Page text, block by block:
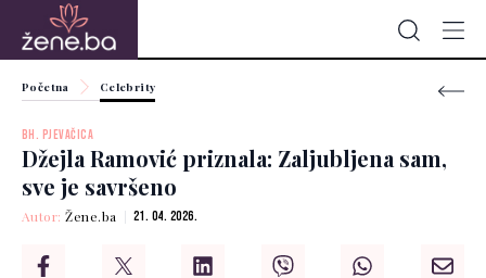
Početna Celebrity
BH. PJEVAČICA
Džejla Ramović priznala: Zaljubljena sam,
sve je savršeno
Autor:Žene.ba 21. 04. 2026.